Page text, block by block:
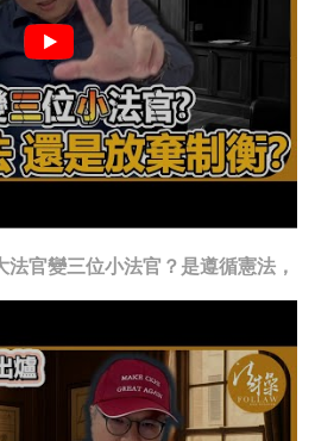
官變三位小法官？是遵循憲法，